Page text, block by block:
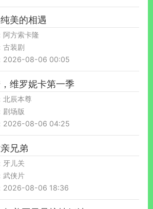
美的相遇
阿方索卡隆
古装剧
2026-08-06 00:05
维罗妮卡第一季
北辰本尊
剧场版
2026-08-06 04:25
兄弟
牙儿关
武侠片
2026-08-06 18:36